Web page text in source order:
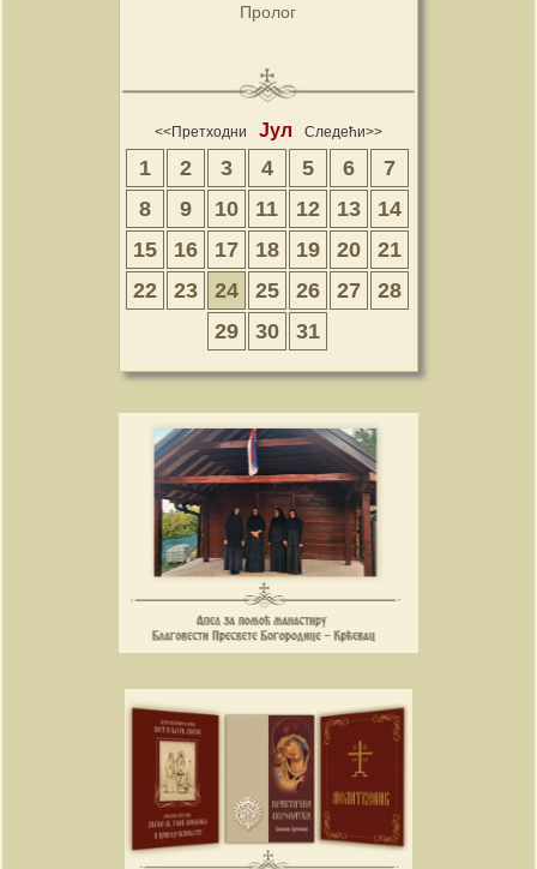
Пролог
<<Претходни Јул Следећи>>
1 2 3 4 5 6
7
8
9 10 11 12 13
14
15
16 17 18 19 20
21
22
23 24 25 26 27
28
29
30 31